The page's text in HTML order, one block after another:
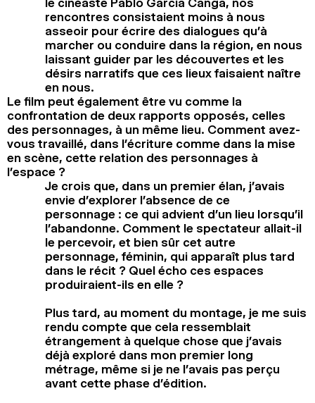
rencontres consistaient moins à nous
asseoir pour écrire des dialogues qu’à
marcher ou conduire dans la région, en nous
laissant guider par les découvertes et les
désirs narratifs que ces lieux faisaient naître
en nous.
Le film peut également être vu comme la
confrontation de deux rapports opposés, celles
des personnages, à un même lieu. Comment avez-
vous travaillé, dans l’écriture comme dans la mise
en scène, cette relation des personnages à
l’espace ?
Je crois que, dans un premier élan, j’avais
envie d’explorer l’absence de ce
personnage : ce qui advient d’un lieu lorsqu’il
l’abandonne. Comment le spectateur allait-il
le percevoir, et bien sûr cet autre
personnage, féminin, qui apparaît plus tard
dans le récit ? Quel écho ces espaces
produiraient-ils en elle ?
Plus tard, au moment du montage, je me suis
rendu compte que cela ressemblait
étrangement à quelque chose que j’avais
déjà exploré dans mon premier long
métrage, même si je ne l’avais pas perçu
avant cette phase d’édition.